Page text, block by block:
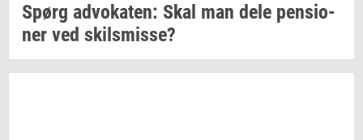
Spørg ad­vo­ka­ten: Skal man dele pen­sio­
ner ved skils­mis­se?